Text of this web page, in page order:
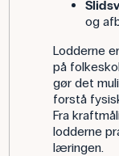
og
Lodderne
på
gør det
forstå
Fra
lodderne
læringen.